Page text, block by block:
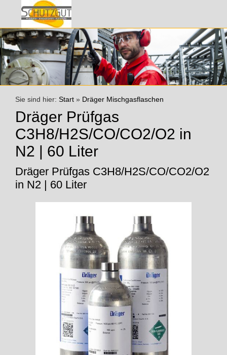
Sie sind hier: Start » Dräger Mischgasflaschen
Dräger Prüfgas
C3H8/H2S/CO/CO2/O2 in
N2 | 60 Liter
Dräger Prüfgas C3H8/H2S/CO/CO2/O2
in N2 | 60 Liter